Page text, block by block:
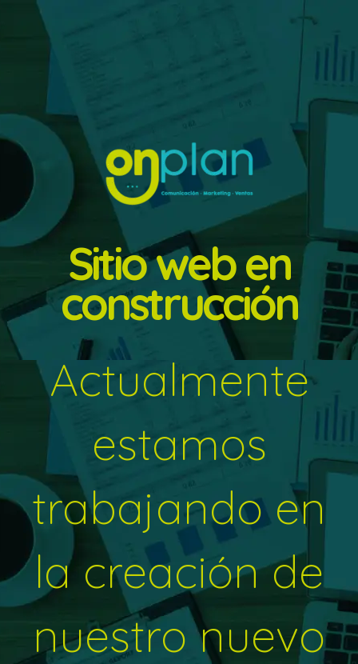
Sitio web en
construcción
Actualmente
estamos
trabajando en
la creación de
nuestro nuevo